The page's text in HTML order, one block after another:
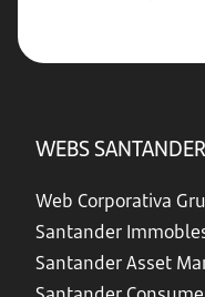
WEBS SANTANDER
Web Corporativa
Santander
Santander Asset